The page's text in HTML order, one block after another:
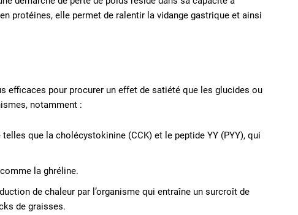
protéines, elle permet de ralentir la vidange gastrique et ainsi
efficaces pour procurer un effet de satiété que les glucides ou
notamment :
que la cholécystokinine (CCK) et le peptide YY (PYY), qui
la ghréline.
de chaleur par l’organisme qui entraîne un surcroît de
de graisses.